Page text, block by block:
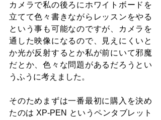
カメラで私の後ろにホワイトボードを
立てて色々書きながらレッスンをやる
という事も可能なのですが、カメラを
通した映像になるので、見えにくいと
か光が反射するとか私が前にいて邪魔
だとか、色々な問題があるだろうとい
うふうに考えました。
そのためまずは一番最初に購入を決め
たのは XP-PEN というペンタブレット